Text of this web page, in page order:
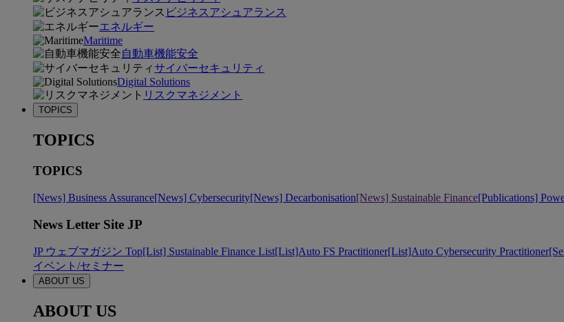
ビジネスアシュアランス
エネルギー
Maritime
自動車機能安全
サイバーセキュリティ
Digital Solutions
リスクマネジメント
TOPICS
TOPICS
TOPICS
[News] Business Assurance[News] Cybersecurity[News] Decarbonisation[News] Sustainable Finance[Publications]
News Letter Site JP
JP ウェブマガジン Top[List] Sustainable Finance List[List]Auto FS Practitioner[List]Auto Cybersecurity Practitioner
イベント/セミナー
ABOUT US
ABOUT US